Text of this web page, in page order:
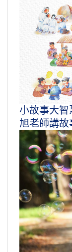
小故事大
旭老師講故